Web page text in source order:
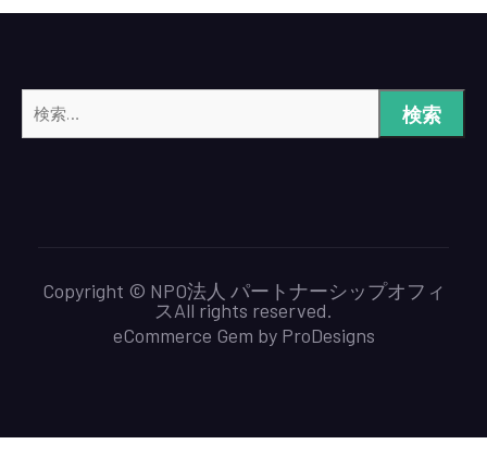
Copyright © NPO法人 パートナーシップオフィ
スAll rights reserved.
eCommerce Gem by ProDesigns